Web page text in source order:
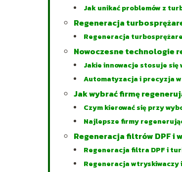
Jak unikać problemów z
Regeneracja
Regeneracja
Nowoczesne technologie
Jakie innowacje stosuje się
Automatyzacja i precyzja
Jak wybrać firmę
Czym kierować się przy
Najlepsze firmy
Regeneracja filtrów DPF i
Regeneracja filtra DPF i
Regeneracja wtryskiwaczy